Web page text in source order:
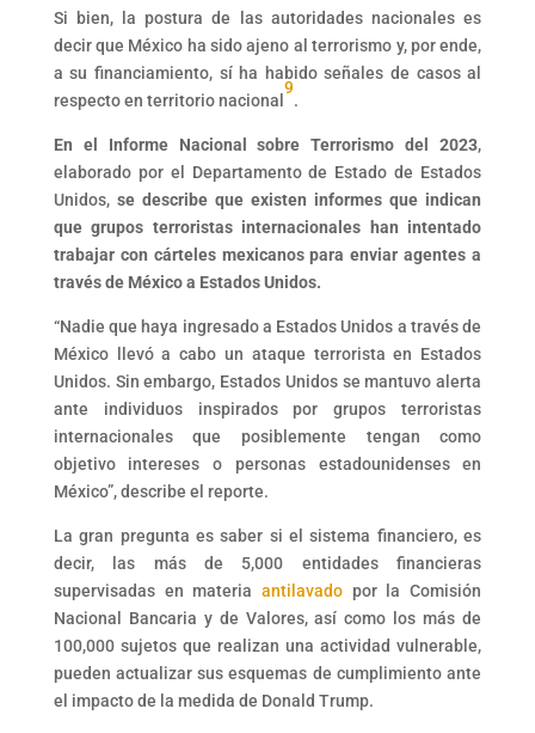
Si bien, la postura de las autoridades nacionales es
decir que México ha sido ajeno al terrorismo y, por ende,
a su financiamiento, sí ha habido señales de casos al
respecto en territorio nacional
9
.
En el Informe Nacional sobre Terrorismo del 2023,
elaborado por el Departamento de Estado de Estados
Unidos, se describe que existen informes que indican
que grupos terroristas internacionales han intentado
trabajar con cárteles mexicanos para enviar agentes a
través de México a Estados Unidos.
“Nadie que haya ingresado a Estados Unidos a través de
México llevó a cabo un ataque terrorista en Estados
Unidos. Sin embargo, Estados Unidos se mantuvo alerta
ante individuos inspirados por grupos terroristas
internacionales que posiblemente tengan como
objetivo intereses o personas estadounidenses en
México”, describe el reporte.
La gran pregunta es saber si el sistema financiero, es
decir, las más de 5,000 entidades financieras
supervisadas en materia antilavado por la Comisión
Nacional Bancaria y de Valores, así como los más de
100,000 sujetos que realizan una actividad vulnerable,
pueden actualizar sus esquemas de cumplimiento ante
el impacto de la medida de Donald Trump.